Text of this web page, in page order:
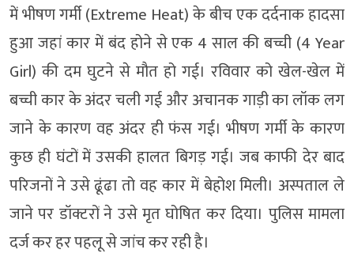
में भीषण गर्मी (Extreme Heat) के बीच एक दर्दनाक हादसा
हुआ जहां कार में बंद होने से एक 4 साल की बच्ची (4 Year
Girl) की दम घुटने से मौत हो गई। रविवार को खेल-खेल में
बच्ची कार के अंदर चली गई और अचानक गाड़ी का लॉक लग
जाने के कारण वह अंदर ही फंस गई। भीषण गर्मी के कारण
कुछ ही घंटों में उसकी हालत बिगड़ गई। जब काफी देर बाद
परिजनों ने उसे ढूंढा तो वह कार में बेहोश मिली। अस्पताल ले
जाने पर डॉक्टरों ने उसे मृत घोषित कर दिया। पुलिस मामला
दर्ज कर हर पहलू से जांच कर रही है।